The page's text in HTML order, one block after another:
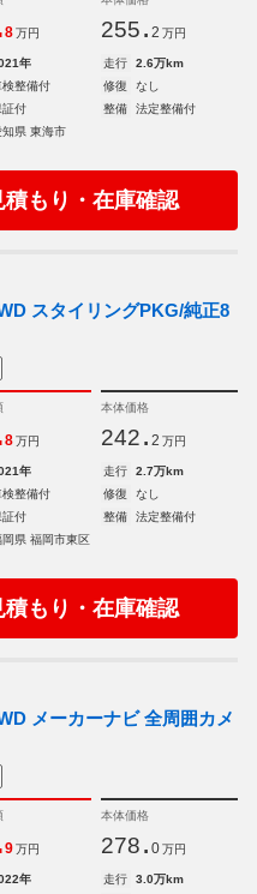
8 万円 255. 2 万円
年 走行
2.6万km
検整備付 修復
なし
証付 整備
法定整備付
知県 東海市
積もり・在庫確認
スタイリングPKG/純正8
8 万円
本体価格
242. 2 万円
年 走行
2.7万km
検整備付 修復
なし
証付 整備
法定整備付
岡県 福岡市東区
積もり・在庫確認
メーカーナビ 全周囲カメ
9 万円
本体価格
278. 0 万円
年 走行
3.0万km